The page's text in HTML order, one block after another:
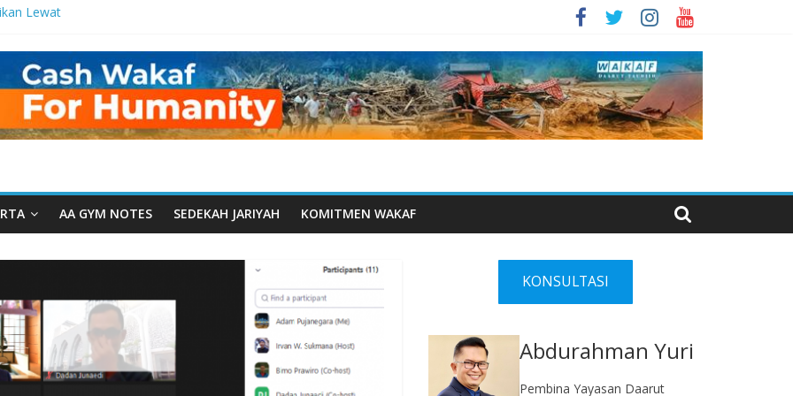
Lewat
Manfaat
dari Serua:
Yayasan
Tauhiid
Ketika
Wakaf
AA GYM NOTES SEDEKAH JARIYAH KOMITMEN WAKAF
KONSULTASI
Abdurahman Yuri
Pembina Yayasan Daarut